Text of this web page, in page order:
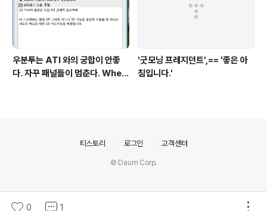
우분투는 ATI 와의 궁합이 안좋
다. 자꾸 패널들이 멈춘다. When
'굿모닝 프레지던트',== '좋은 아
침입니다.'
0 1
티스토리 로그인 고객센터
© Daum Corp.